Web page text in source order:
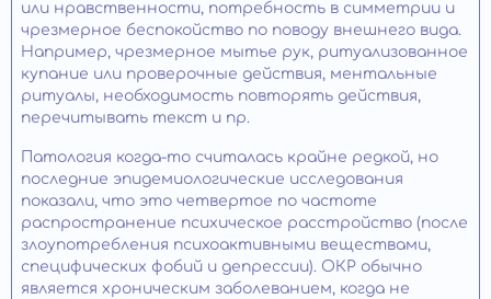
или нравственности, потребность в симметрии и
чрезмерное беспокойство по поводу внешнего вида.
Например, чрезмерное мытье рук, ритуализованное
купание или проверочные действия, ментальные
ритуалы, необходимость повторять действия,
перечитывать текст и пр.
Патология когда-то считалась крайне редкой, но
последние эпидемиологические исследования
показали, что это четвертое по частоте
распространение психическое расстройство (после
злоупотребления психоактивными веществами,
специфических фобий и депрессии). ОКР обычно
является хроническим заболеванием, когда не